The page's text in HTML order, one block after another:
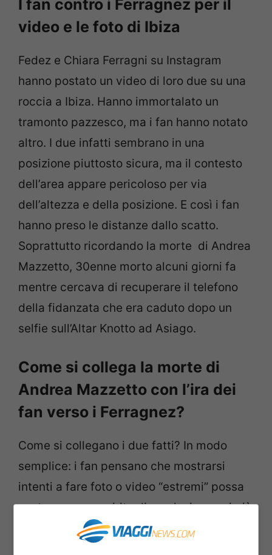
I fan contro i Ferragnez per il
video e le foto di Ibiza
Fedez e Chiara Ferragni su Instagram
hanno postato un video di loro due su una
roccia a Ibiza. Hanno immortalato un
tramonto pazzesco, ma i fan hanno notato
altro. I due infatti sembrano in una
posizione piuttosto sicura, ma il contesto
dell’area appare pericoloso per via
dell’altezza e della posizione. E così i fan
hanno preso le distanze dallo scatto.
Soprattutto ricordando la morte di Andrea
Mazzetto, 30enne morto alcuni giorni fa
mentre cercava di recuperare il telefono
della fidanzata che era caduto dopo un
selfie sull’Altar Knotto ad Asiago.
Come si collega la morte di
Andrea Mazzetto con l’ira dei
fan verso i Ferragnez?
Come si collegano i due fatti? In modo
semplice: i fan pensano che mostrarsi
intenti a fare foto o video “estremi” possa
scatenare uno spirito di emulazione nei più
giovani. Sicuramente i Ferragnez hanno